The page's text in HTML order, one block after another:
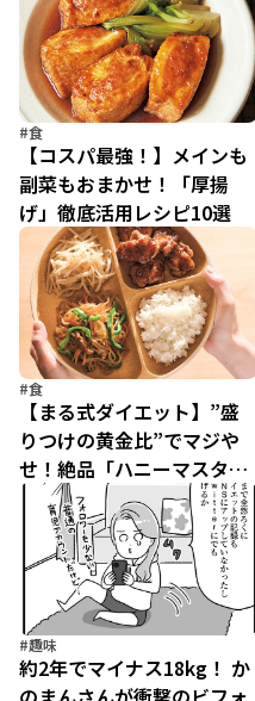
#食
【コスパ最強！】メインも
副菜もおまかせ！「厚揚
げ」徹底活用レシピ10選
#食
【まる式ダイエット】”盛
りつけの黄金比”でマジや
せ！絶品「ハニーマスター
ドチキンプレート」
#趣味
約2年でマイナス18kg！ か